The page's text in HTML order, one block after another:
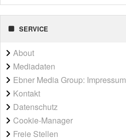
SERVICE
About
Mediadaten
Ebner Media Group: Impressum
Kontakt
Datenschutz
Cookie-Manager
Freie Stellen